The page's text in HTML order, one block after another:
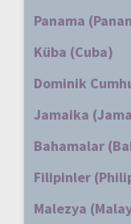
Panama
Küba (Cuba)
Dominik
Jamaika
Bahamalar
Filipinler
Malezya